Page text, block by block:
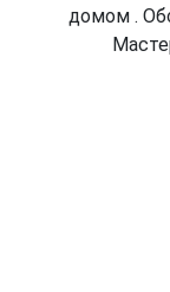
домом .